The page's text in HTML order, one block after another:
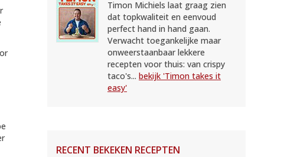
Timon Michiels laat graag zien
dat topkwaliteit en eenvoud
perfect hand in hand gaan.
Verwacht toegankelijke maar
onweerstaanbaar lekkere
recepten voor thuis: van crispy
taco's... bekijk 'Timon takes it
easy'
RECENT BEKEKEN RECEPTEN